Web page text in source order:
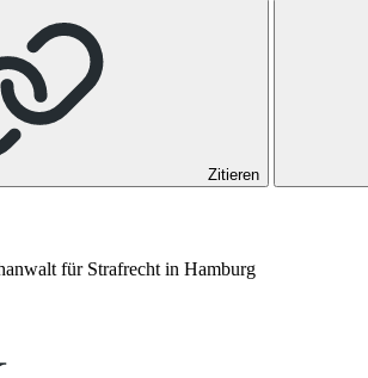
Zitieren
für Strafrecht in Hamburg